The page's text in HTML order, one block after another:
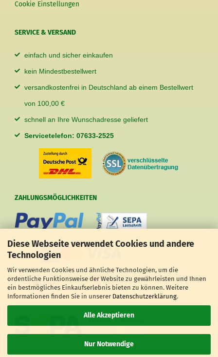
Diese Webseite verwendet Cookies und andere
Technologien
Wir verwenden Cookies und ähnliche Technologien, um die
ordentliche Funktionsweise der Website zu gewährleisten und Ihnen
ein bestmögliches Einkaufserlebnis bieten zu können. Weitere
Informationen finden Sie in unserer Datenschutzerklärung.
Alle Akzeptieren
Nur Notwendige
Cookie Einstellungen
SERVICE & VERSAND
einfach und sicher einkaufen
kein Mindestbestellwert
versandkostenfrei in Deutschland ab einem Bestellwert
von 100,00 €
schnell an Ihre Wunschadresse geliefert
Servicetelefon: 07633-2525
ZAHLUNGSMÖGLICHKEITEN